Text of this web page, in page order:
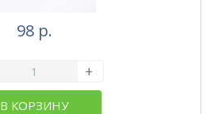
98 р.
+
В КОРЗИНУ